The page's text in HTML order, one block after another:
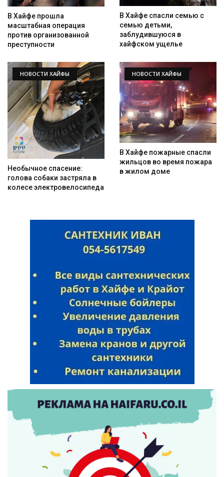
В Хайфе прошла
масштабная операция
против организованной
преступности
В Хайфе спасли семью с
семью детьми,
заблудившуюся в
хайфском ущелье
НОВОСТИ ХАЙФЫ
Необычное спасение:
голова собаки застряла в
колесе электровелосипеда
НОВОСТИ ХАЙФЫ
В Хайфе пожарные спасли
жильцов во время пожара
в жилом доме